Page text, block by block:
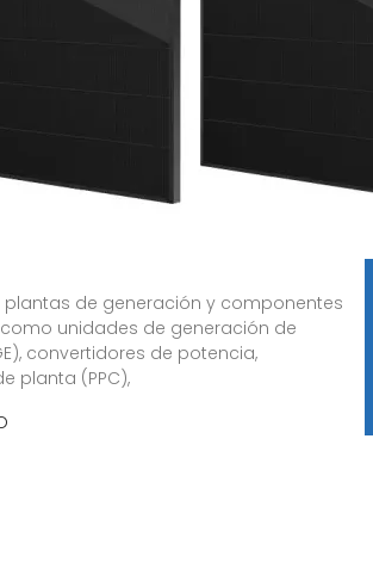
plantas de generación y componentes
unidades de generación de
convertidores de potencia,
planta (PPC),